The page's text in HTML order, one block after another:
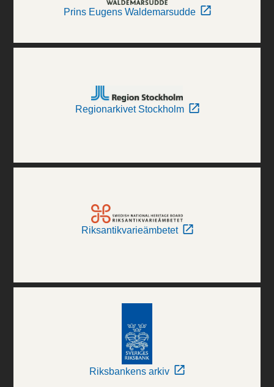
Prins Eugens Waldemarsudde
Regionarkivet Stockholm
Riksantikvarieämbetet
Riksbankens arkiv